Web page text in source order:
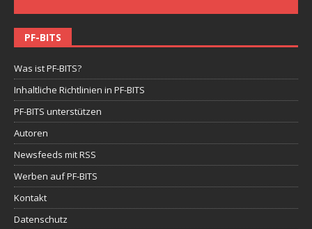
PF-BITS
Was ist PF-BITS?
Inhaltliche Richtlinien in PF-BITS
PF-BITS unterstützen
Autoren
Newsfeeds mit RSS
Werben auf PF-BITS
Kontakt
Datenschutz